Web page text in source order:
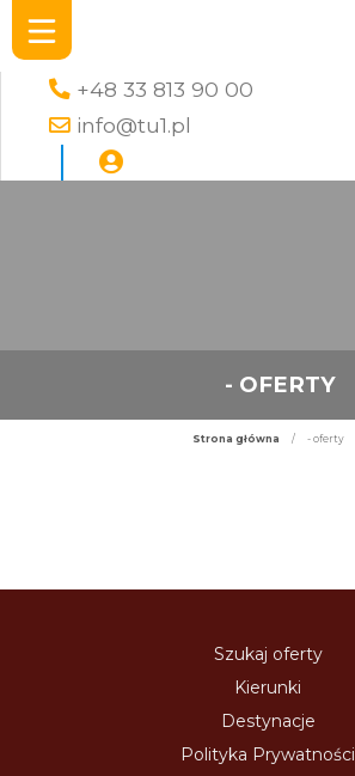
+48 33 813 90 00
info@tu1.pl
- OFERTY
Strona główna /
- oferty
Szukaj oferty
Kierunki
Destynacje
Polityka Prywatności